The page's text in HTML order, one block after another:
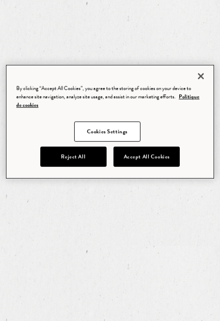
By clicking “Accept All Cookies”, you agree to the storing of cookies on your device to
enhance site navigation, analyze site usage, and assist in our marketing efforts. Politique
de cookies
Cookies Settings
Reject All Accept All Cookies